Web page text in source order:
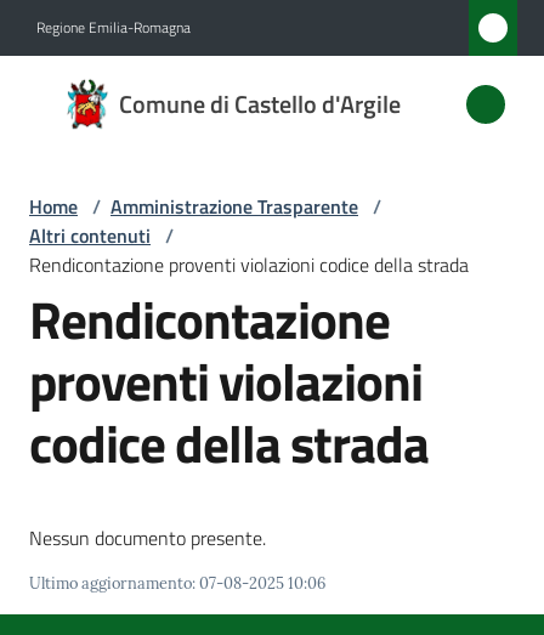
Regione Emilia-Romagna
Comune di Castello d'Argile
Comune
di
d'Argile
Amministrazione
Menu selezionato
Servizi
Castello
d'Argile
Home / Amministrazione Trasparente /
Altri contenuti /
Rendicontazione proventi violazioni codice della strada
Rendicontazione
proventi violazioni
codice della strada
Nessun documento presente.
Ultimo aggiornamento:07-08-2025 10:06